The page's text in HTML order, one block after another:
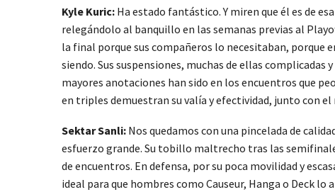
Kyle Kuric: Ha estado fantástico. Y miren que él es de
relegándolo al banquillo en las semanas previas al
la final porque sus compañeros lo necesitaban, porque
siendo. Sus suspensiones, muchas de ellas
mayores anotaciones han sido en los encuentros que
en triples demuestran su valía y efectividad, junto con
Sektar Sanli: Nos quedamos con una pincelada de
esfuerzo grande. Su tobillo maltrecho tras las
de encuentros. En defensa, por su poca movilidad y
ideal para que hombres como Causeur, Hanga o Deck